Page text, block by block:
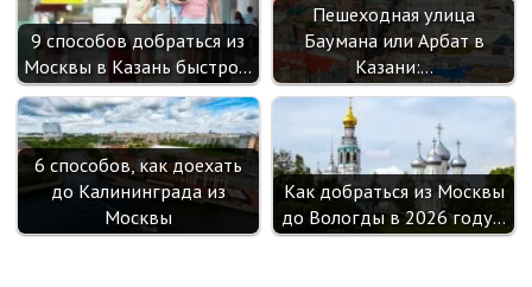
9 способов добраться из
Москвы в Казань быстро…
Пешеходная улица
Баумана или Арбат в
Казани:…
6 способов, как доехать
до Калининграда из
Москвы
Как добраться из Москвы
до Вологды в 2026 году…